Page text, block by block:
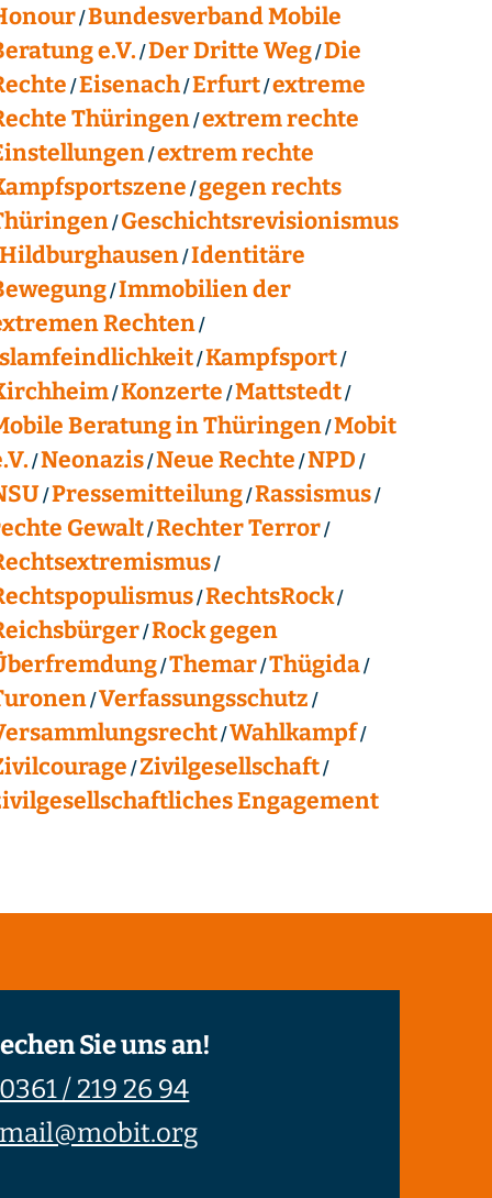
Bundesverband Mobile
e.V. Der Dritte Weg Die
Eisenach Erfurt extreme
Thüringen extrem rechte
extrem rechte
gegen rechts
Geschichtsrevisionismus
Identitäre
Immobilien der
Rechten
Kampfsport
Konzerte Mattstedt
Beratung in Thüringen Mobit
Neonazis Neue Rechte NPD
Pressemitteilung Rassismus
Gewalt Rechter Terror
RechtsRock
Rock gegen
Themar Thügida
Verfassungsschutz
Wahlkampf
Zivilgesellschaft
Engagement
Sie uns an!
0361 / 219 26 94
mail@mobit.org